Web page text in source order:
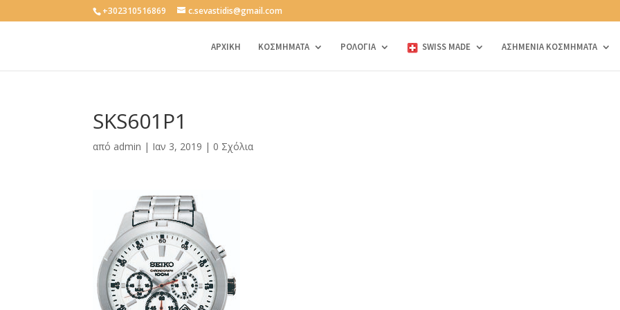
+302310516869 c.sevastidis@gmail.com
ΑΡΧΙΚΗ ΚΟΣΜΗΜΑΤΑ ΡΟΛΟΓΙΑ SWISS MADE ΑΣΗΜΕΝΙΑ ΚΟΣΜΗΜΑΤΑ
SKS601P1
από admin | Ιαν 3, 2019 | 0 Σχόλια